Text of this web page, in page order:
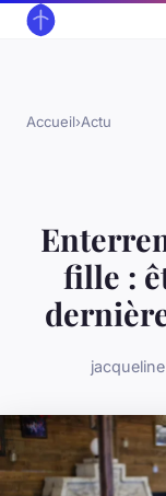
Accueil›Actu
fille :
jacqueline